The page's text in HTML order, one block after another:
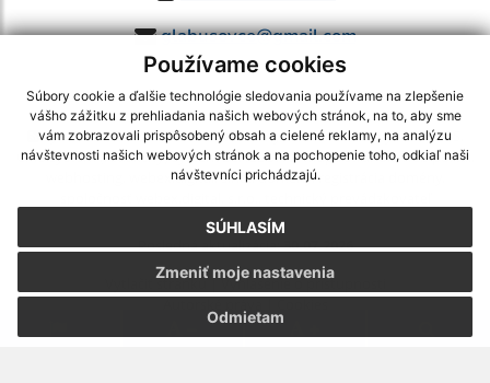
Používame cookies
Súbory cookie a ďalšie technológie sledovania používame na zlepšenie
vášho zážitku z prehliadania našich webových stránok, na to, aby sme
vám zobrazovali prispôsobený obsah a cielené reklamy, na analýzu
návštevnosti našich webových stránok a na pochopenie toho, odkiaľ naši
návštevníci prichádzajú.
SÚHLASÍM
Odmietam
Zmeniť moje nastavenia
glabusovce@gmail.com
využite možnosť získavania aktuálnych informácií s využitím RSS
CMS systém (redakčný) systém ECHELON 2,Mapa stránok,web portál
webex.digital, s.r.o.,domény,registrácia domény
Posledná aktualizácia:30.07.2026
Vytlačiť stránku|Vyhlásenie o prístupnosti